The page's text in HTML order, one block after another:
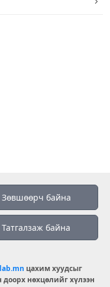
Зөвшөөрч байна
Татгалзаж байна
цахим хуудсыг
доорх нөхцөлийг хүлээн